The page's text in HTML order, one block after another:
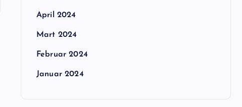
April 2024
Mart 2024
Februar 2024
Januar 2024